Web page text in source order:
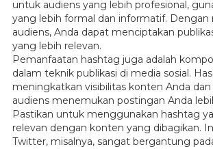
untuk audiens yang lebih profesional,
yang lebih formal dan informatif.
audiens, Anda dapat menciptakan
yang lebih relevan.
Pemanfaatan hashtag juga adalah
dalam teknik publikasi di media sosial.
meningkatkan visibilitas konten Anda
audiens menemukan postingan Anda
Pastikan untuk menggunakan hashtag
relevan dengan konten yang dibagikan.
Twitter, misalnya, sangat bergantung